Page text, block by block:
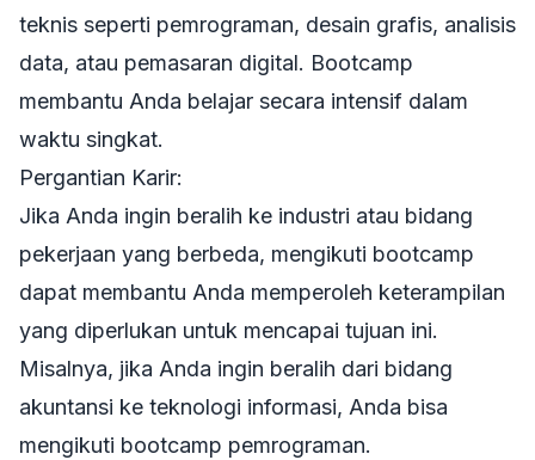
teknis seperti pemrograman, desain grafis, analisis
data, atau pemasaran digital. Bootcamp
membantu Anda belajar secara intensif dalam
waktu singkat.
Pergantian Karir:
Jika Anda ingin beralih ke industri atau bidang
pekerjaan yang berbeda, mengikuti bootcamp
dapat membantu Anda memperoleh keterampilan
yang diperlukan untuk mencapai tujuan ini.
Misalnya, jika Anda ingin beralih dari bidang
akuntansi ke teknologi informasi, Anda bisa
mengikuti bootcamp pemrograman.